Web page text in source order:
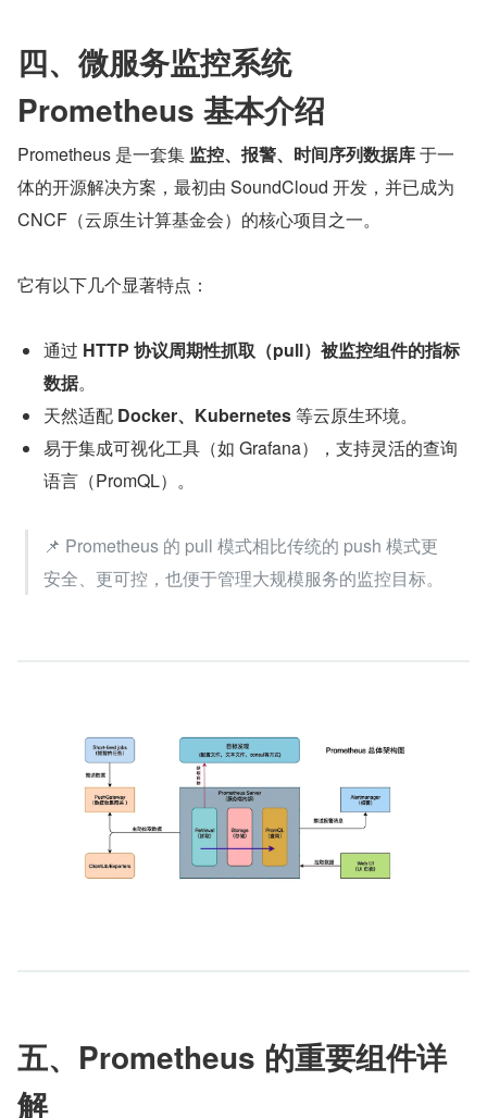
四、微服务监控系统
Prometheus 基本介绍
Prometheus 是一套集 监控、报警、时间序列数据库 于一
体的开源解决方案，最初由 SoundCloud 开发，并已成为
CNCF（云原生计算基金会）的核心项目之一。
它有以下几个显著特点：
通过 HTTP 协议周期性抓取（pull）被监控组件的指标
数据。
天然适配 Docker、Kubernetes 等云原生环境。
易于集成可视化工具（如 Grafana），支持灵活的查询
语言（PromQL）。
📌 Prometheus 的 pull 模式相比传统的 push 模式更
安全、更可控，也便于管理大规模服务的监控目标。
五、Prometheus 的重要组件详
解